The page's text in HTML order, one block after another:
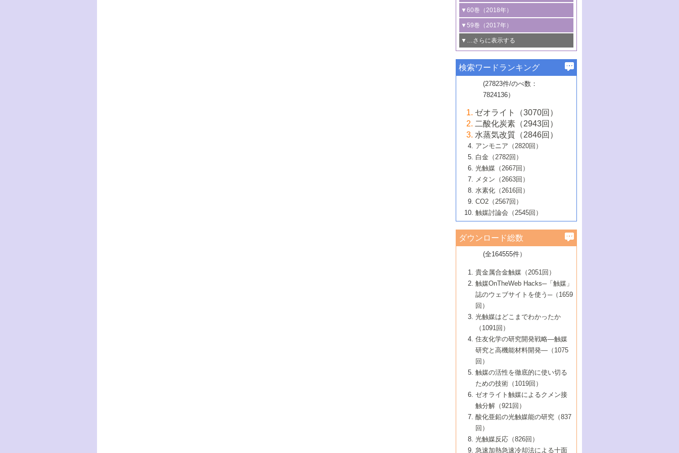
る非貴金属触媒の研究動向
5号 ゼオライトの合成と応用における研
究動向
6号 ヘテロ接合界面
B号 第135回触媒討論会（2025年）
線を利用した触媒解析技術の最先端
5号 単原子触媒
6号 参照触媒委員会からのお知らせ
B号 第133回触媒討論会（2023年）
4号 格子酸素・格子酸素欠陥を利用した
触媒反応
5号 生体触媒によるエネルギー変換反応
6号 窒素とリンの循環のための触媒・機
能性材料
3号 CO の排出削減および有効活用のた
めの触媒技術
4号 若手による情報発信企画～とびたて
若き触媒の研究者たち～（1）
若き触媒の研究者たち～（2）
6号 石油のノーブル・ユースを志向した
触媒技術
大学：オンライン・対面開催）
3号 特殊反応場を利用した触媒的分子変
換反応
4号 多孔質材料を用いた触媒の新展開
5号 情報学的手法を用いた触媒開発
6号 カーボンニュートラルに向けた電解
技術
B号 第127回触媒討論会（2021年・オン
ライン開催(Zoom)のみ）
タリゼーション
2号 機能化学品製造に資するクリーンな
触媒的酸化反応
3号 水処理のための触媒化学
4号 光触媒を用いた水分解の最新の研究
動向
5号 次世代の触媒プロセスを支えるマイ
6号 メタン転換技術の最新動向
B号 第125回触媒討論会（2020年・工学
院大学）
1号 物質移動制御に着目した触媒プロセ
ス開発
2号 CO2 フリー水素サプライチェーンに
関わる触媒開発動向
3号 精密高分子合成に関する最近の研究
動向
4号 バイオマス化成品製造のための触媒
5号 固体触媒による含窒素有機化合物変
換の最前線
6号 貴金属使用量低減に向けた自動車排
ガス浄化触媒の開発
B号 第123回触媒討論会（2019年・大阪
▼60巻（2018年）
1号 固体酸触媒の最新の研究動向
2号 二酸化炭素からの有用化学品合成
3号 ナノ粒子・クラスター触媒の最前線
4号 60周年記念企画
5号 進化するゼオライト合成技術
6号 非貴金属系触媒における電気化学的
B号 第121回触媒討論会（2018年・東京
大学）
▼59巻（2017年）
1号 いたるところに，触媒
最先端技術
3号 無機分離膜材料の開発と触媒反応プ
ロセスへの適用
5号 水素のふるまいを解き明かす最先端
研究
6号 低級アルカンの有効利用のための触
媒技術
B号 第119回触媒討論会（2017年・首都
大学東京）
▼…さらに表示する
1号 ユニークな構造の高分子を生み出す触
2号 リグニンからの化成品製造に向けた触
媒技術
3号 触媒研究の最先端～とびたて若き研究
者たち～（1）
4号 触媒研究の最先端～とびたて若き研究
者たち～（2）
5号 触媒研究の最先端～とびたて若き研究
者たち～（3）
6号 イオニクス材料と燃料電池・電解合成
の最新の研究動向
B号 第117回触媒討論会（2016年・大阪府
立大学）
▼57巻（2015年）
1号 水素キャリアにかかわる触媒技術の新
2号 石油精製用触媒の最近の進展
3号 固体酸化物形燃料電池（SOFC）におけ
るアノード触媒上での燃料直接改質技術
4号 コアシェル構造の制御による触媒機能
5号 工業触媒およびその周辺技術の最近の
進歩
6号 ナノシート
B号 第115回触媒討論会（2015年・成蹊大
▼56巻（2014年）
2号 光触媒反応機構に関する最新の研究動
向
開発動向
4号 人工光合成に向けた近年のアプローチ
5号 未利用熱エネルギーの有効活用に貢献
する触媒技術
6号 ポリオキソメタレート
B号 第113回触媒討論会（2014年・ロワジ
ールホテル豊橋）
1号 高耐久性燃料電池システム用触媒にお
ける新展開
2号 リビングラジカル重合の最近の動向
3号 天然ガスの化学工業的展開に関する触
媒技術
4号 貴金属触媒の精密構造制御とその活用
5号 バイオマス化成品製造のための固体触
6号 ナノ空間─吸着状態解析から新機能開拓
B号 第111回触媒討論会（2013年・関西大
▼54巻（2012年）
1号 規則性多孔体の利用技術における最近
の進歩
2号 第109回触媒討論会
3号 貴金属低減技術の最新動向
4号 貴金属代替技術の最新動向
5号 光触媒による物質変換反応の新展開
6号 グラフェン
7号 水素を利用する化成品合成の新潮流
▼53巻（2011年）
1号 金属学から見る合金触媒の新展開
2号 第107回触媒討論会
3号 触媒のその場観察法の進歩（１）
4号 触媒のその場観察法の進歩（２）
5号 不活性結合の触媒的活性化による有機
合成
6号 新しい固体酸触媒技術
7号 ゼオライト合成における最近の進歩
▼52巻（2010年）
1号 触媒の劣化対策と長寿命触媒開発
2号 第105回触媒討論会
3号 ナノ構造が拓く新機能
4号 活性サイトおよびその環境の精密な設
計による触媒の高機能化
5号 触媒を有効に使うための技術
7号 有機分子触媒による精密有機合成
8号 高機能化ポリオレフィンに向けた重合
触媒の最近の進展
1号 炭素材料－熱い注目を集める材料－
2号 第103回触媒討論会
3号 環境浄化用光触媒の現状と課題
4号 水素社会の実現に向けた水素製造・貯
蔵技術の進歩
5号 CO2が関わる触媒・材料
7号 持続可能社会実現のための触媒および
触媒関連技術
▼50巻（2008年）
1号 触媒化学と学会のこの10年，半世紀，
そして未来
2号 第101回触媒討論会
4号 錯体を利用したユニークな表面構造の
構築と機能
5号 若手会員による触媒研究の未来展望1：
企業編
6号 第102回触媒討論会
7号 触媒・化学反応における計算化学の進
8号 若手研究者による触媒研究の未来展望
2：大学・研究所編
▼49巻（2007年）
1号 含フッ素化合物の合成と触媒
2号 第99回触媒討論会
3号 実用的ファインケミカル合成プロセス
を実現する触媒
5号 こんな物質，あんな物質―新たな触媒
の可能性―
7号 『結晶の化学』を活かした触媒研究
8号 イオン液体の応用
▼48巻（2006年）
1号 固体酸触媒の最近の進歩
2号 第97回触媒討論会
3号 リビング重合触媒の最近の展開
5号 水素製造・貯蔵のための触媒技術の新
しい展開
6号 第98回触媒討論会
7号 基礎化学品製造の触媒技術
8号 多機能型リアクター
1号 最近の触媒担体とその効果
2号 第95回触媒討論会
4号 水分解用光触媒材料
5号 時間分解分光の進歩と応用
6号 第96回触媒討論会
8号 超臨界流体を用いた化学プロセスの新
▼46巻（2004年）
1号 部分酸化反応触媒の最前線
2号 第93回触媒討論会
3号 特殊エネルギー場の触媒反応
4号 生体内における金属の触媒作用
5号 ファインケミカルズの展開に寄与する
6号 第94回触媒討論会
7号 サブナノレベルでみた新しい表面現象
8号 オレフィン重合触媒の新たな展
▼45巻（2003年）
1号 なぜこの触媒が良いのか？
2号 第91回触媒討論会
3号 最近の自動車排ガス処理技術
4号 触媒研究の現状と将来─第90回触媒討論
5号 基礎化学品製造の触媒技術
6号 第92回触媒討論会
7号 基礎化学品製造の触媒技術
8号 資源の循環と触媒技術
▼44巻（2002年）
1号 高次制御された触媒の化学
2号 第89回触媒討論会
3号 触媒を利用した電気化学の新展開
4号 ナノ材料の調製と機能化
5号 こんな触媒が欲しい
6号 第90回触媒討論会
7号 触媒研究と学術雑誌/情報
8号 若い世代からみた触媒化学の現状と未
▼43巻（2001年）
1号 グリーンケミストリーと触媒
2号 第87回触媒討論会特集号
3号 生体触媒とバイオプロセス
4号 水素製造・利用の触媒化学
5号 触媒研究における新しい切り口：コン
ビナトリアルケミストリー
6号 第88回触媒討論会特集号
7号 企業における触媒研究のブレークスル
8号 この材料を触媒として使ってみません
▼42巻（2000年）
1号 触媒反応工学の明日を拓く
2号 第85回触媒討論会
3号 反応ダイナミクス
5号 触媒のおもしろさをどのように伝える
6号 第86回触媒討論会
7号 水素化精製触媒の新しい展開
8号 新しい反応性と機能性を目指した金属
クラスタ-化学
▼41巻（1999年）
1号 孔、穴、あな?-特異な空間とその利用-
2号 第83回触媒討論会
3号 均一系触媒反応最前線
4号 実用炭素材料の新展開
5号 研究の方法論を考える
7号 機能性金属材料と触媒
8号 触媒研究へのNMRの応用と展望
▼40巻（1998年）
進展と21世紀への提言/創立40周年記念・触
媒学会この10年の歩みとこれから/創立40周
2号 第81回触媒討論会
3号 計算機触媒化学へのさそい
4号 触媒劣化の制御と予測
5号 最新の実用プロセスと触媒
6号 第82回触媒討論会
1号 均一系と不均一系触媒反応-その特徴と
接点
2号 第79回触媒討論会
3号 最新NO除去触媒の実用化研究
4号 新しい反応場を目指した触媒調製
5号 反応・分離技術の新しい展開
6号 第80回触媒討論会
▼38巻（1996年）
1号 触媒の構造と触媒作用/C1化学を中心と
する21世紀への触媒
3号 オリンピックメダル:金・銀・銅はどん
な触媒作用を示すか
4号 触媒作用における機能の複合化
▼37巻（1995年）
1号 ファインケミカルズと固体触媒
2号 第75回触媒討論会
3号 希土類を利用した触媒
4号 触媒とリサイクル
5号 エネルギー変換触媒
▼36巻（1994年）
1号 電気化学と触媒
2号 第73回触媒討論会
3号 C4化学の展開
4号 《通常号》
▼35巻（1993年）
1号 工業触媒開発マニュアル―探索から工
業化まで
2号 第71回触媒討論会
▼34巻（1992年）
1号 インパクトを与えたこの研究
2号 第69回触媒討論会
▼33巻（1991年）
1号 触媒プロセス開発マニュアル―探索か
▼32巻（1990年）
検索ワードランキング
(27823件/のべ数：
7824136）
ゼオライト（3070回）
二酸化炭素（2943回）
水蒸気改質（2846回）
アンモニア（2820回）
白金（2782回）
光触媒（2667回）
メタン（2663回）
水素化（2616回）
CO2（2567回）
触媒討論会（2545回）
ダウンロード総数
(全164555件）
貴金属合金触媒（2051回）
触媒OnTheWeb Hacks─「触媒」
誌のウェブサイトを使う─（1659
回）
光触媒はどこまでわかったか
（1091回）
住友化学の研究開発戦略―触媒
研究と高機能材料開発―（1075
回）
触媒の活性を徹底的に使い切る
ための技術（1019回）
ゼオライト触媒によるクメン接
触分解（921回）
酸化亜鉛の光触媒能の研究（837
回）
光触媒反応（826回）
急速加熱急速冷却法による十面